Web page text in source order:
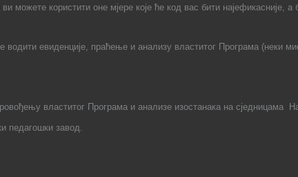
можете користити оне мјере које ће код вас бити најефикасније, а
водити евиденције, праћење и анализу властитог Програма (неки
властитог Програма и анализе изостанака на сједницама
педагошки завод.